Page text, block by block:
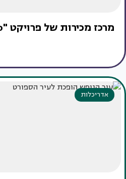
מרכז מכירות של פרויקט "Eco"
אדריכלות